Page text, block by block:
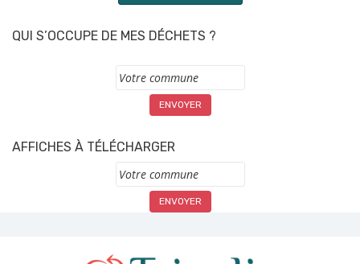
QUI S’OCCUPE DE MES DÉCHETS ?
Commune
AFFICHES À TÉLÉCHARGER
Commune